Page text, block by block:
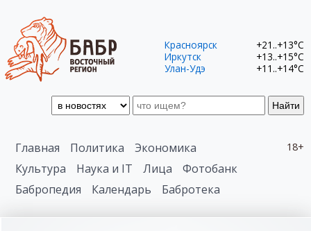
Найти
Красноярск
+21..+13°C
Иркутск
+13..+15°C
Улан-Удэ
+11..+14°C
18+
Главная Политика
Экономика
Культура
Наука и IT Лица
Фотобанк
Бабропедия
Календарь Бабротека